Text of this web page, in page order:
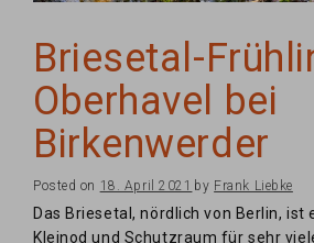
Briesetal-
Oberhavel bei
Birkenwerder
Posted on 18. April 2021 by Frank Liebke
Das Briesetal, nördlich von Berlin, ist
Kleinod und Schutzraum für sehr